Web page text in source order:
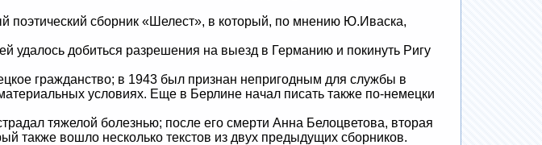
сборник «Шелест», в который, по мнению Ю.Иваска,
добиться разрешения на выезд в Германию и покинуть Ригу
гражданство; в 1943 был признан непригодным для службы в
условиях. Еще в Берлине начал писать также по-немецки
тяжелой болезнью; после его смерти Анна Белоцветова, вторая
также вошло несколько текстов из двух предыдущих сборников.